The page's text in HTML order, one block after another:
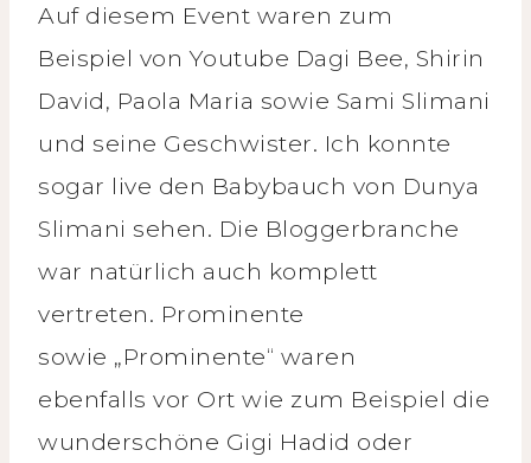
Auf diesem Event waren zum
Beispiel von Youtube Dagi Bee, Shirin
David, Paola Maria sowie Sami Slimani
und seine Geschwister. Ich konnte
sogar live den Babybauch von Dunya
Slimani sehen. Die Bloggerbranche
war natürlich auch komplett
vertreten. Prominente
sowie „Prominente“ waren
ebenfalls vor Ort wie zum Beispiel die
wunderschöne Gigi Hadid oder